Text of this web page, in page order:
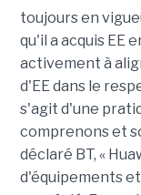
toujours en
qu'il a acquis EE
activement à
d'EE dans le
s'agit d'une
comprenons et
déclaré BT, «
d'équipements